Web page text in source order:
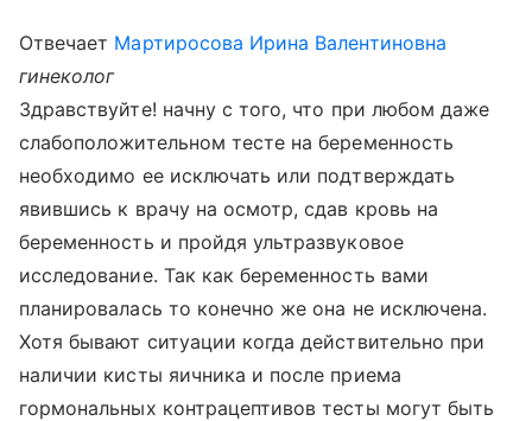
Отвечает Мартиросова Ирина Валентиновна
гинеколог
Здравствуйте! начну с того, что при любом даже
слабоположительном тесте на беременность
необходимо ее исключать или подтверждать
явившись к врачу на осмотр, сдав кровь на
беременность и пройдя ультразвуковое
исследование. Так как беременность вами
планировалась то конечно же она не исключена.
Хотя бывают ситуации когда действительно при
наличии кисты яичника и после приема
гормональных контрацептивов тесты могут быть